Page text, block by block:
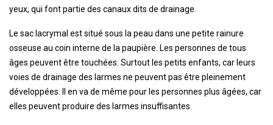
yeux, qui font partie des canaux dits de drainage.
Le sac lacrymal est situé sous la peau dans une petite rainure
osseuse au coin interne de la paupière. Les personnes de tous
âges peuvent être touchées. Surtout les petits enfants, car leurs
voies de drainage des larmes ne peuvent pas être pleinement
développées. Il en va de même pour les personnes plus âgées, car
elles peuvent produire des larmes insuffisantes.